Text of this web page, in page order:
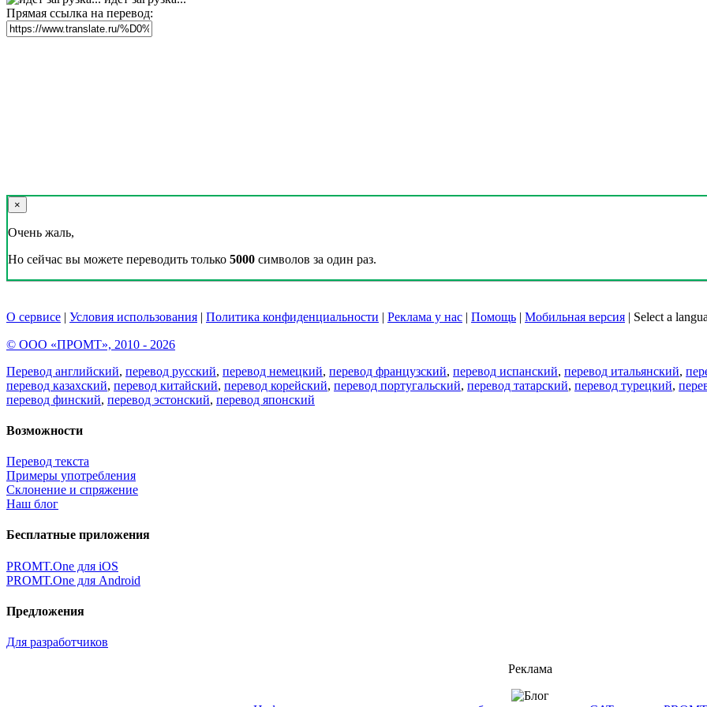
Прямая ссылка на перевод:
×
Очень жаль,
Но сейчас вы можете переводить только 5000 символов за один раз.
О сервисе | Условия использования | Политика конфиденциальности | Реклама у нас | Помощь | Мобильная версия | Select a
© ООО «ПРОМТ», 2010 - 2026
Перевод английский, перевод русский, перевод немецкий, перевод французский, перевод испанский, перевод итальянский,
перевод казахский, перевод китайский, перевод корейский, перевод португальский, перевод татарский, перевод турецкий,
перевод финский, перевод эстонский, перевод японский
Возможности
Перевод текста
Примеры употребления
Склонение и спряжение
Наш блог
Бесплатные приложения
PROMT.One для iOS
PROMT.One для Android
Предложения
Для разработчиков
Реклама